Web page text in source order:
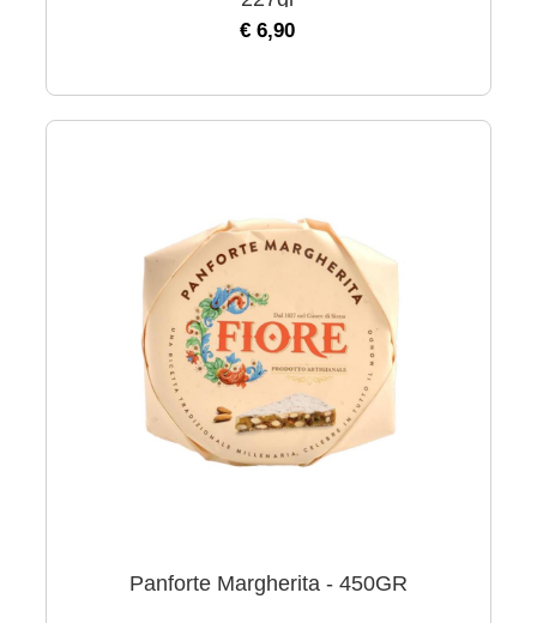
€ 6,90
Panforte Margherita - 450GR